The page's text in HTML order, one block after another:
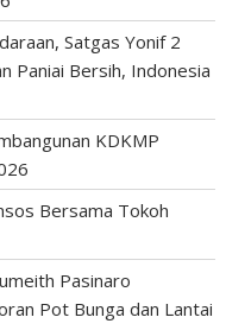
Satgas Yonif 2
Paniai Bersih, Indonesia
KDKMP
Bersama Tokoh
Pasinaro
Pot Bunga dan Lantai